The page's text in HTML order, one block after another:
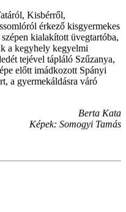
Kisbérről,
érkező kisgyermekes
kialakított üvegtartóba,
a kegyhely kegyelmi
tejével tápláló Szűzanya,
előtt imádkozott Spányi
a gyermekáldásra váró
Berta Kata
Képek: Somogyi Tamás